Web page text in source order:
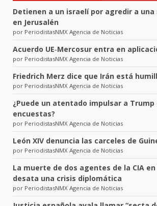
Detienen a un israelí por agredir a
en Jerusalén
por PeriodistasNMX Agencia de Noticias
Acuerdo UE‑Mercosur entra en
por PeriodistasNMX Agencia de Noticias
Friedrich Merz dice que Irán está
por PeriodistasNMX Agencia de Noticias
¿Puede un atentado impulsar a Trump
encuestas?
por PeriodistasNMX Agencia de Noticias
León XIV denuncia las carceles de
por PeriodistasNMX Agencia de Noticias
La muerte de dos agentes de la CIA en
desata una crisis diplomática
por PeriodistasNMX Agencia de Noticias